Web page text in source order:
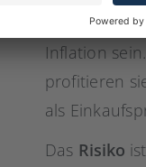
Inflation
profitieren
als
Das Risiko